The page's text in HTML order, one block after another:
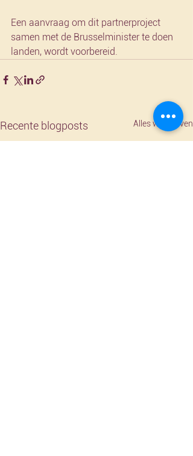
Een aanvraag om dit partnerproject
samen met de Brusselminister te doen
landen, wordt voorbereid.
Recente blogposts Alles weergeven